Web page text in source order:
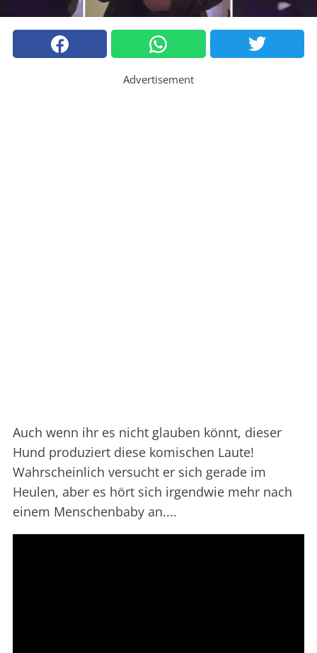
Advertisement
Auch wenn ihr es nicht glauben könnt, dieser
Hund produziert diese komischen Laute!
Wahrscheinlich versucht er sich gerade im
Heulen, aber es hört sich irgendwie mehr nach
einem Menschenbaby an....